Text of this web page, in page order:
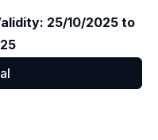
25/10/2025 to